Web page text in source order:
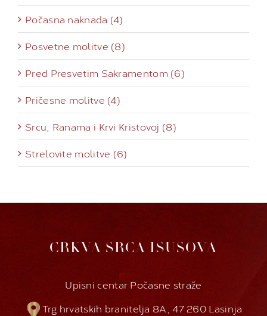
Počasna naknada (4)
Posvetne molitve (8)
Pred Presvetim Sakramentom (6)
Pričesne molitve (4)
Srcu, Ranama i Krvi Kristovoj (8)
Strelovite molitve (6)
CRKVA SRCA ISUSOVA
Upisni centar Počasne straže
Trg hrvatskih branitelja 8A, 47 260 Lasinja